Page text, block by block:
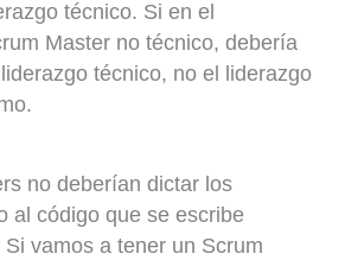
técnico. Si en el
Master no técnico, debería
técnico, no el liderazgo
no deberían dictar los
al código que se escribe
vamos a tener un Scrum